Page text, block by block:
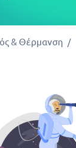
& Θέρμανση